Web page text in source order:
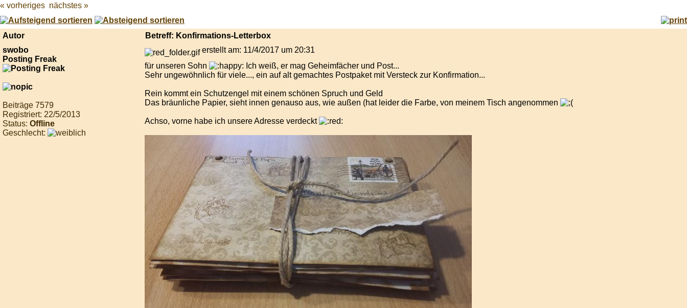
Best
online
live
casino
« vorheriges nächstes »
Autor
Betreff: Konfirmations-Letterbox
swobo
Posting Freak
Beiträge 7579
Registriert: 22/5/2013
Status: Offline
Geschlecht:
erstellt am: 11/4/2017 um 20:31
für unseren Sohn
Ich weiß, er mag Geheimfächer und Post...
Sehr ungewöhnlich für viele..., ein auf alt gemachtes Postpaket mit Versteck zur Konfirmation...
Rein kommt ein Schutzengel mit einem schönen Spruch und Geld
Das bräunliche Papier, sieht innen genauso aus, wie außen (hat leider die Farbe, von meinem Tisch angenommen
Achso, vorne habe ich unsere Adresse verdeckt